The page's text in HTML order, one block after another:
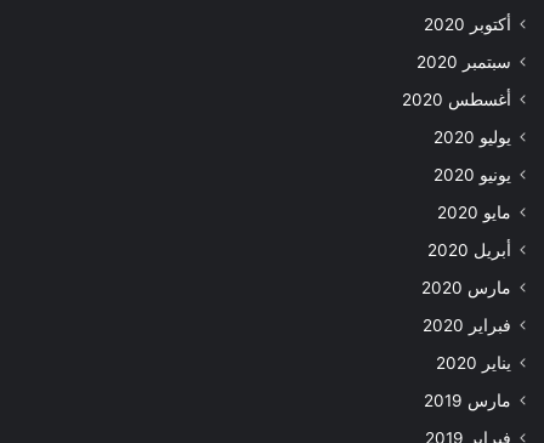
أكتوبر 2020
سبتمبر 2020
أغسطس 2020
يوليو 2020
يونيو 2020
مايو 2020
أبريل 2020
مارس 2020
فبراير 2020
يناير 2020
مارس 2019
فبراير 2019